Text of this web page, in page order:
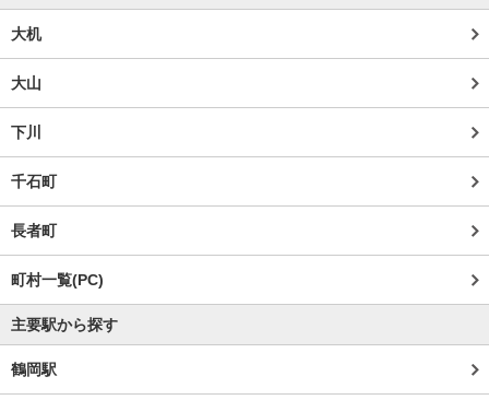
大机
大山
下川
千石町
長者町
町村一覧(PC)
主要駅から探す
鶴岡駅